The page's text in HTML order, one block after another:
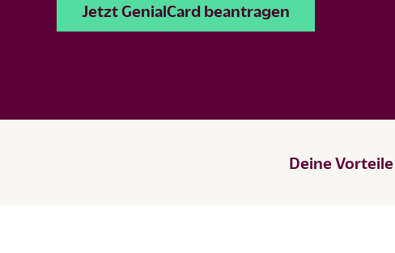
Jetzt GenialCard beantragen
Deine Vorteile